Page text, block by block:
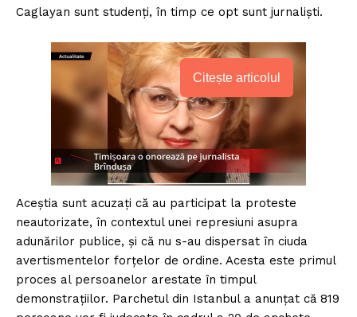
Caglayan sunt studenți, în timp ce opt sunt jurnalişti.
Citește articolul
Aceștia sunt acuzați că au participat la proteste
neautorizate, în contextul unei represiuni asupra
adunărilor publice, și că nu s-au dispersat în ciuda
avertismentelor forțelor de ordine. Acesta este primul
proces al persoanelor arestate în timpul
demonstrațiilor. Parchetul din Istanbul a anunțat că 819